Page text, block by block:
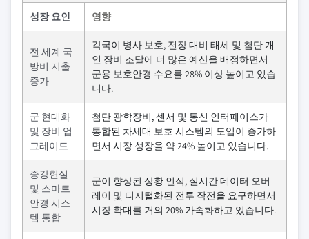
성장 요인 영향
전 세계 국
방비 지출
증가
각국이 병사 보호, 전장 대비 태세 및 첨단 개
인 장비 조달에 더 많은 예산을 배정하면서
군용 보호안경 수요를 28% 이상 높이고 있습
니다.
군 현대화
및 장비 업
그레이드
첨단 광학장비, 센서 및 통신 인터페이스가
통합된 차세대 보호 시스템의 도입이 증가하
면서 시장 성장을 약 24% 높이고 있습니다.
증강현실
및 스마트
안경 시스
템 통합
군이 향상된 상황 인식, 실시간 데이터 오버
레이 및 디지털화된 전투 작전을 요구하면서
시장 확대를 거의 20% 가속화하고 있습니다.